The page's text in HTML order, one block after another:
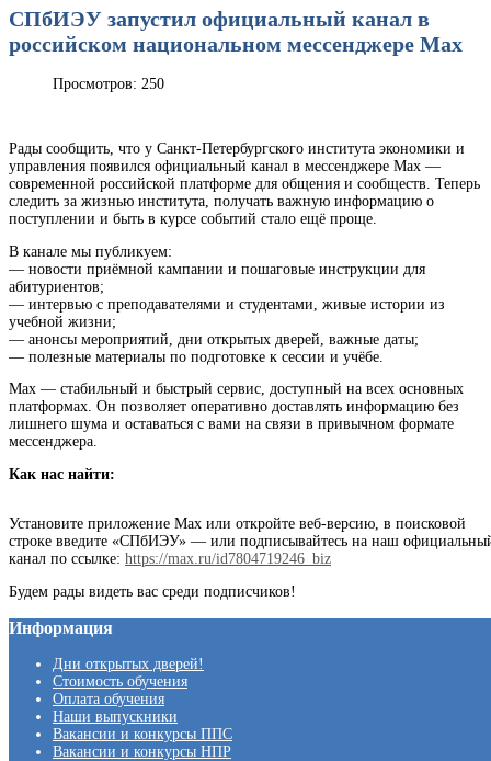
СПбИЭУ запустил официальный канал в
российском национальном мессенджере Max
Просмотров: 250
Рады сообщить, что у Санкт-Петербургского института экономики и
управления появился официальный канал в мессенджере Max —
современной российской платформе для общения и сообществ. Теперь
следить за жизнью института, получать важную информацию о
поступлении и быть в курсе событий стало ещё проще.
В канале мы публикуем:
— новости приёмной кампании и пошаговые инструкции для
абитуриентов;
— интервью с преподавателями и студентами, живые истории из
учебной жизни;
— анонсы мероприятий, дни открытых дверей, важные даты;
— полезные материалы по подготовке к сессии и учёбе.
Max — стабильный и быстрый сервис, доступный на всех основных
платформах. Он позволяет оперативно доставлять информацию без
лишнего шума и оставаться с вами на связи в привычном формате
мессенджера.
Как нас найти:
Установите приложение Max или откройте веб-версию, в поисковой
строке введите «СПбИЭУ» — или подписывайтесь на наш
канал по ссылке: https://max.ru/id7804719246_biz
Будем рады видеть вас среди подписчиков!
Информация
Дни открытых дверей!
Стоимость обучения
Оплата обучения
Наши выпускники
Вакансии и конкурсы ППС
Вакансии и конкурсы НПР